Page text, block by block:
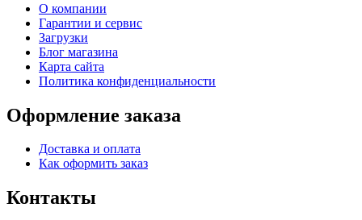
О компании
Гарантии и сервис
Загрузки
Блог магазина
Карта сайта
Политика конфиденциальности
Оформление заказа
Доставка и оплата
Как оформить заказ
Контакты